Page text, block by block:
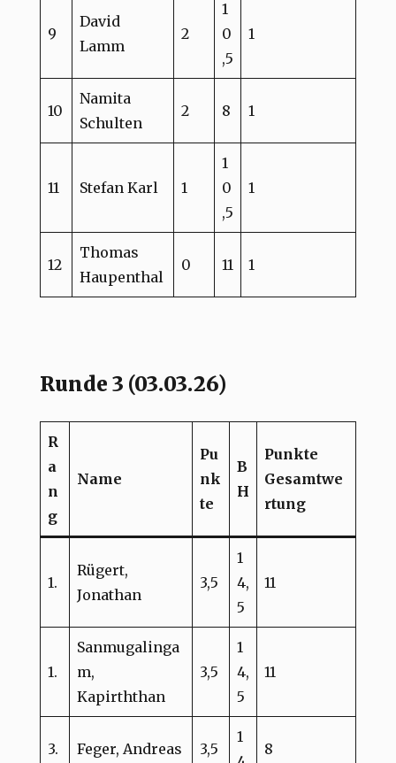
9
David
Lamm
2
1
0
,5
1
10
Namita
Schulten
2 8 1
11 Stefan Karl 1
1
0
,5
1
12
Thomas
Haupenthal
0 11 1
Runde 3 (03.03.26)
R
a
n
g
Name
Pu
nk
te
B
H
Punkte
Gesamtwe
rtung
1.
Rügert,
Jonathan
3,5
1
4,
5
11
1.
Sanmugalinga
m,
Kapirththan
3,5
1
4,
5
11
3. Feger, Andreas 3,5
1
8